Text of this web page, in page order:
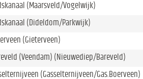
(Maarsveld/Vogelwijk)
(Dideldom/Parkwijk)
(Gieterveen)
(Veendam) (Nieuwediep/Bareveld)
(Gasselternijveen/Gas.Boerveen)